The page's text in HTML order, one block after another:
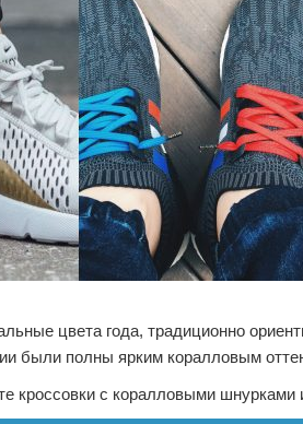
цвета года, традиционно
были полны ярким коралловым
кроссовки с коралловыми шнурками